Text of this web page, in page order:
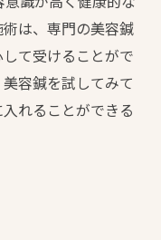
は、専門の美容鍼
て受けることがで
容鍼を試してみて
れることができる